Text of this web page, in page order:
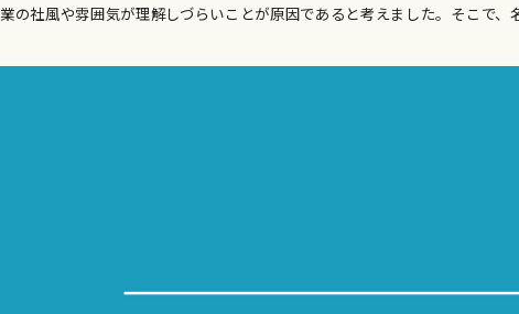
業の社風や雰囲気が理解しづらいことが原因であると考えました。そこで